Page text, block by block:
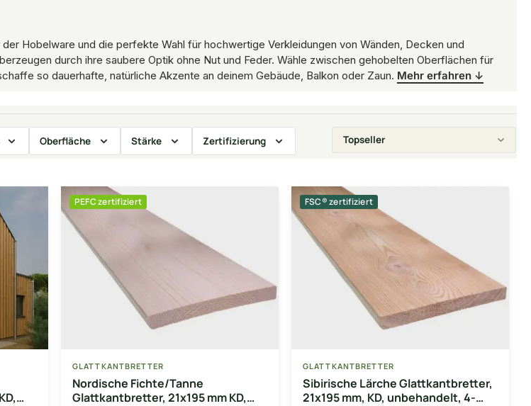
Hobelware und die perfekte Wahl für hochwertige Verkleidungen von Wänden, Decken und
durch ihre saubere Optik ohne Nut und Feder. Wähle zwischen gehobelten Oberflächen für
so dauerhafte, natürliche Akzente an deinem Gebäude, Balkon oder Zaun. Mehr erfahren ↓
Oberfläche Stärke Zertifizierung
PEFC zertifiziert
GLATTKANTBRETTER
Nordische Fichte/Tanne
Glattkantbretter, 21x195 mm KD,
FSC® zertifiziert
GLATTKANTBRETTER
Sibirische Lärche Glattkantbretter,
21x195 mm, KD, unbehandelt, 4-